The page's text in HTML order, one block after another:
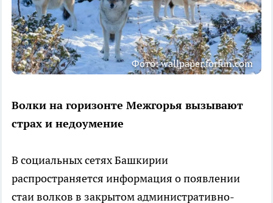
Фото: wallpaper.forfun.com
Волки на горизонте Межгорья вызывают
страх и недоумение
В социальных сетях Башкирии
распространяется информация о появлении
стаи волков в закрытом административно-